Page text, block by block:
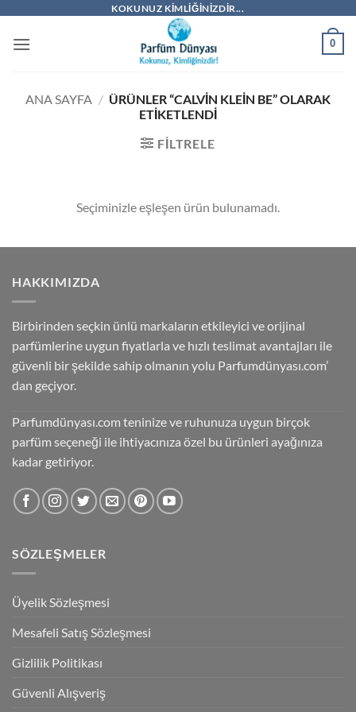
KOKUNUZ KIMLIĞINIZDIR...
0
ANA SAYFA / ÜRÜNLER “CALVIN KLEIN BE” OLARAK
ETIKETLENDI
FILTRELE
Seçiminizle eşleşen ürün bulunamadı.
HAKKIMIZDA
Birbirinden seçkin ünlü markaların etkileyici ve orijinal
parfümlerine uygun fiyatlarla ve hızlı teslimat avantajları ile
güvenli bir şekilde sahip olmanın yolu Parfumdünyası.com’
dan geçiyor.
Parfumdünyası.com teninize ve ruhunuza uygun birçok
parfüm seçeneği ile ihtiyacınıza özel bu ürünleri ayağınıza
kadar getiriyor.
SÖZLEŞMELER
Üyelik Sözleşmesi
Mesafeli Satış Sözleşmesi
Gizlilik Politikası
Güvenli Alışveriş